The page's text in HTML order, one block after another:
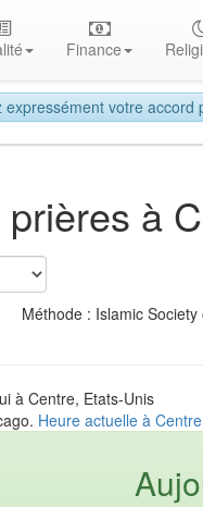
votre accord
Finance
à
Méthode : Islamic
à Centre, Etats-Unis
Heure actuelle à